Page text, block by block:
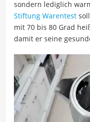
sondern lediglich
Stiftung Warentest
mit 70 bis 80 Grad
damit er seine